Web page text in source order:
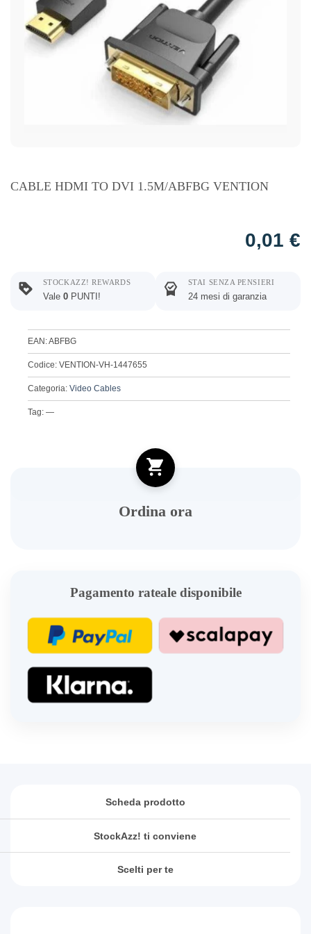
CABLE HDMI TO DVI 1.5M/ABFBG VENTION
0,01 €
STOCKAZZ! REWARDS
Vale 0 PUNTI!
STAI SENZA PENSIERI
24 mesi di garanzia
EAN: ABFBG
Codice: VENTION-VH-1447655
Categoria: Video Cables
Tag: —
Ordina ora
Pagamento rateale disponibile
Scheda prodotto
StockAzz! ti conviene
Scelti per te